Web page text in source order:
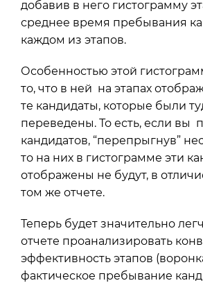
добавив в него гистограмму
среднее время пребывания
каждом из этапов.
Особенностью этой
то, что в ней на этапах
те кандидаты, которые были
переведены. То есть, если вы
кандидатов, “перепрыгнув”
то на них в гистограмме эти
отображены не будут, в
том же отчете.
Теперь будет значительно
отчете проанализировать
эффективность этапов
фактическое пребывание